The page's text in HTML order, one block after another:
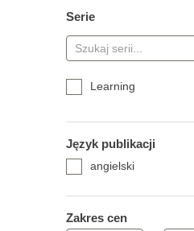
Serie
Learning
Język publikacji
angielski
Zakres cen